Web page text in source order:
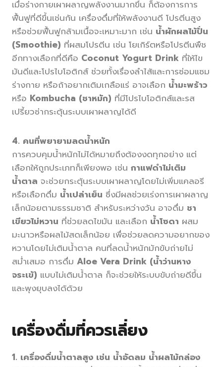
เมื่อร่างกายเผาผลาญพลังงานมากขึ้น ก็ต้องการการ
ฟื้นฟูที่ดีขึ้นเช่นกัน เครื่องดื่มที่ให้พลังงานดี โปรตีนสูง
หรือช่วยฟื้นฟูกล้ามเนื้อจะเหมาะมาก เช่น น้ำผักผลไม้ปั่น
(Smoothie) ที่ผสมโปรตีน เช่น โยเกิร์ตหรือโปรตีนพืช
อีกทางเลือกที่ดีคือ Coconut Yogurt Drink ที่ให้ไข
มันดีและโปรไบโอติกส์ ช่วยทั้งเรื่องลำไส้และการซ่อมแซม
ร่างกาย หรือถ้าอยากเติมเกลือแร่ อาจเลือก น้ำมะพร้าว
หรือ Kombucha (ชาหมัก) ที่มีโปรไบโอติกส์และรส
เปรี้ยวซ่ากระตุ้นระบบเผาผลาญได้ดี
4. คนที่พยายามลดน้ำหนัก
การควบคุมน้ำหนักไม่ได้หมายถึงต้องงดทุกอย่าง แต่
เลือกให้ถูกประเภทก็เพียงพอ เช่น กาแฟดำไม่เติม
น้ำตาล จะช่วยกระตุ้นระบบเผาผลาญโดยไม่เพิ่มแคลอรี
หรือเลือกดื่ม น้ำเปล่าเย็น ซึ่งมีผลช่วยเร่งการเผาผลาญ
เล็กน้อยตามธรรมชาติ สำหรับระหว่างวัน อาจดื่ม ชา
เขียวไม่หวาน ที่ช่วยลดไขมัน และเลือก น้ำโซดา ผสม
มะนาวหรือผลไม้สดเล็กน้อย เพื่อช่วยลดความอยากของ
หวานโดยไม่เติมน้ำตาล คนที่ลดน้ำหนักมักขับถ่ายไม่
สม่ำเสมอ การดื่ม Aloe Vera Drink (น้ำว่านหาง
จระเข้) แบบไม่เติมน้ำตาล ก็จะช่วยให้ระบบขับถ่ายดีขึ้น
และพุงยุบลงได้ด้วย
เครื่องดื่มที่ควรเลี่ยง
1. เครื่องดื่มน้ำตาลสูง เช่น น้ำอัดลม น้ำผลไม้กล่อง